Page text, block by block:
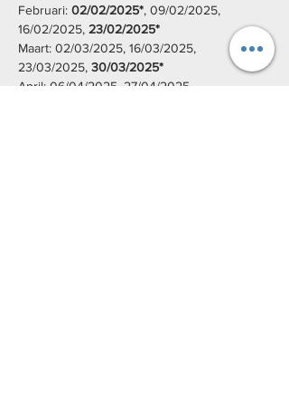
Februari: 02/02/2025*, 09/02/2025,
16/02/2025, 23/02/2025*
Maart: 02/03/2025, 16/03/2025,
23/03/2025, 30/03/2025*
April: 06/04/2025, 27/04/2025